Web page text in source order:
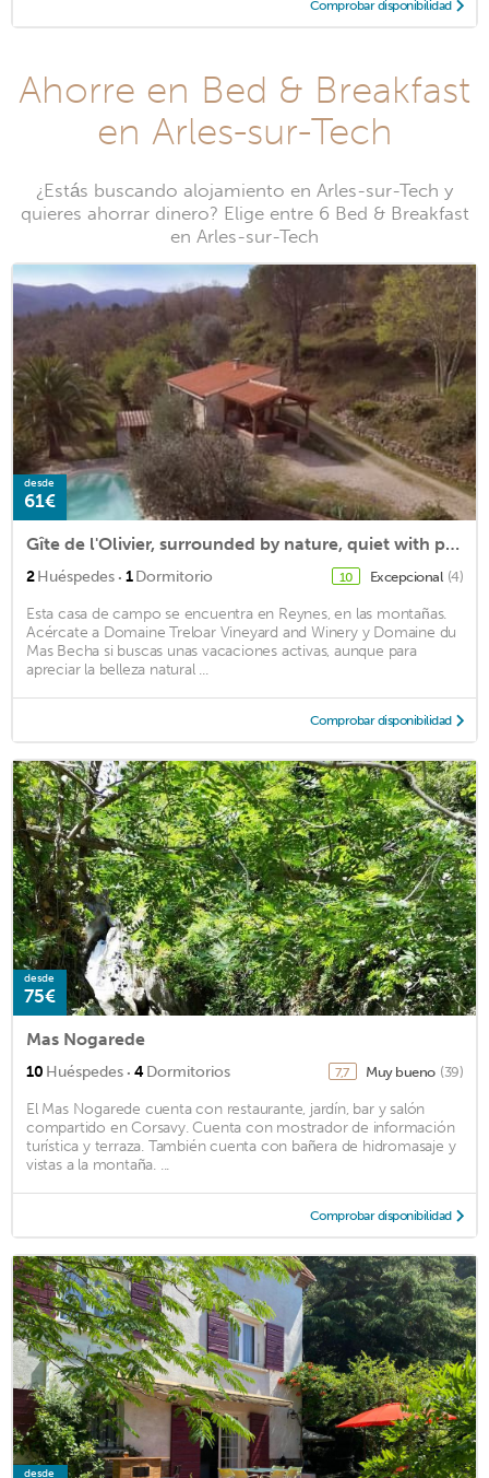
Comprobar disponibilidad
Ahorre en Bed & Breakfast
en Arles-sur-Tech
¿Estás buscando alojamiento en Arles-sur-Tech y
quieres ahorrar dinero? Elige entre 6 Bed & Breakfast
en Arles-sur-Tech
desde
61€
Gîte de l'Olivier, surrounded by nature, quiet with panoramic views ...
2Huéspedes · 1Dormitorio 10 Excepcional (4)
Esta casa de campo se encuentra en Reynes, en las montañas.
Acércate a Domaine Treloar Vineyard and Winery y Domaine du
Mas Becha si buscas unas vacaciones activas, aunque para
apreciar la belleza natural ...
Comprobar disponibilidad
desde
75€
Mas Nogarede
10 Huéspedes · 4Dormitorios 7,7 Muy bueno (39)
El Mas Nogarede cuenta con restaurante, jardín, bar y salón
compartido en Corsavy. Cuenta con mostrador de información
turística y terraza. También cuenta con bañera de hidromasaje y
vistas a la montaña. ...
Comprobar disponibilidad
desde